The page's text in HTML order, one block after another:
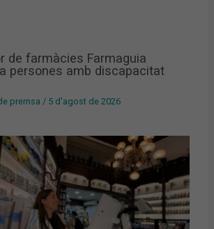
de farmàcies Farmaguia
persones amb discapacitat
premsa / 5 d'agost de 2026